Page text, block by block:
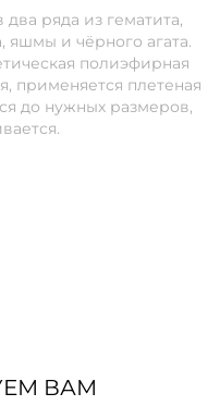
ряда из гематита,
яшмы и чёрного агата.
полиэфирная
применяется плетеная
до нужных размеров,
ВАМ